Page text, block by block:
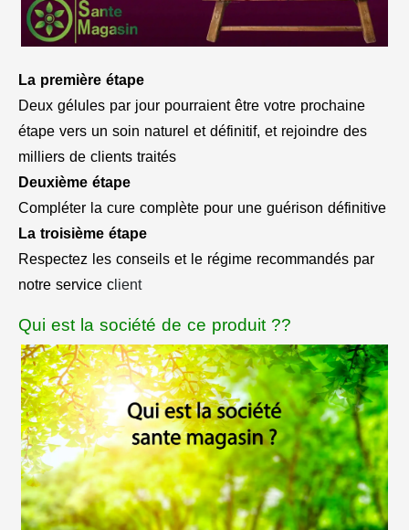
La première étape
Deux gélules par jour pourraient être votre prochaine
étape vers un soin naturel et définitif, et rejoindre des
milliers de clients traités
Deuxième étape
Compléter la cure complète pour une guérison définitive
La troisième étape
Respectez les conseils et le régime recommandés par
notre service client
Qui est la société de ce produit ??